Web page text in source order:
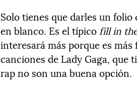
Solo tienes que darles un
en blanco. Es el típico fill in
interesará más porque es
canciones de Lady Gaga, que
rap no son una buena opción.